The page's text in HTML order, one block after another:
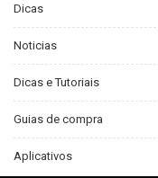
Dicas
Noticias
Dicas e Tutoriais
Guias de compra
Aplicativos